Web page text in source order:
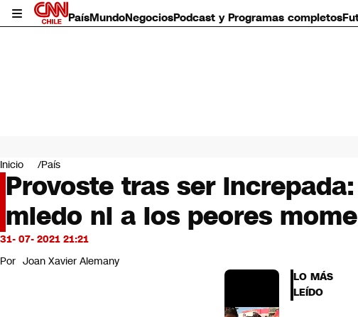
PaísMundoNegociosPodcast y Programas completos
Mundo
Negocios
Deportes
Programas completos
Cultura
Servicios
Bits
CNN Data
Inicio País
Provoste tras ser
miedo ni a los peores
31- 07- 2021 21:21
Por Joan Xavier Alemany
LO MÁS
LEÍDO